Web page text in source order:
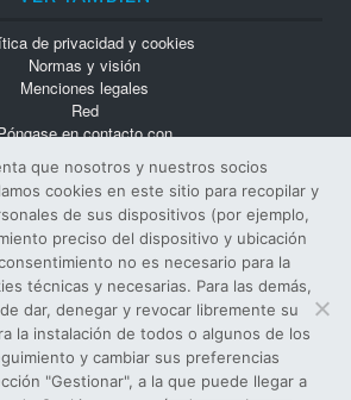
de privacidad y cookies
Normas y visión
Menciones legales
Red
en contacto con
Monografías
Números atrasados
los derechos reservados
que nosotros y nuestros socios
cookies en este sitio para recopilar y
de sus dispositivos (por ejemplo,
preciso del dispositivo y ubicación
no es necesario para la
técnicas y necesarias. Para las demás,
dar, denegar y revocar libremente su
la instalación de todos o algunos de los
y cambiar sus preferencias
"Gestionar", a la que puede llegar a